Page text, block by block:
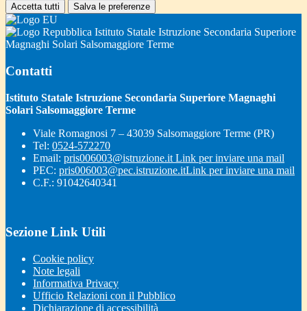
Accetta tutti Salva le preferenze
Istituto Statale Istruzione Secondaria Superiore
Magnaghi Solari Salsomaggiore Terme
Contatti
Istituto Statale Istruzione Secondaria Superiore Magnaghi
Solari Salsomaggiore Terme
Viale Romagnosi 7 – 43039 Salsomaggiore Terme (PR)
Tel: 0524-572270
Email: pris006003@istruzione.it Link per inviare una mail
PEC: pris006003@pec.istruzione.itLink per inviare una mail
C.F.: 91042640341
Sezione Link Utili
Cookie policy
Note legali
Informativa Privacy
Ufficio Relazioni con il Pubblico
Dichiarazione di accessibilità